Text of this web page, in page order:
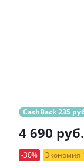
CashBack 235
4 690 руб.
-30% Экономия